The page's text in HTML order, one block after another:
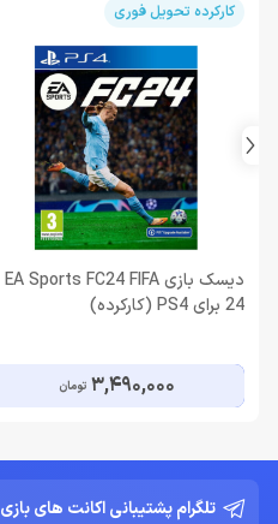
کارکرده تحویل فوری
دیسک بازی EA Sports FC24 FIFA
24 برای PS4 (کارکرده)
3,490,000 تومان
تلگرام پشتیبانی اکانت های بازی